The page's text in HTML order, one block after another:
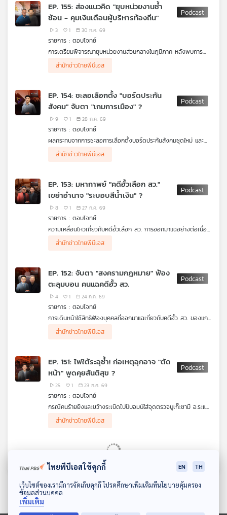
ดาวน์โหลด Thai PBS Podcast Application
EP. 155: ส่องแนวคิด "ยุบหน่วยงานซ้ำ
ซ้อน - คุมเงินเดือนผู้บริหารท้องถิ่น"
3 1 30 ก.ค. 69
รายการ : ตอบโจทย์
การเตรียมพิจารณายุบหน่วยงานส่วนกลางในภูมิภาค หลังพบการ
ทำงานซ้ำซ้อนกับผู้ว่าราชการจังหวัด และการพิจารณาปฏิรูป
โครงสร้างค่าตอบแทนของผู้บริหารส่วนท้องถิ่น
ผู้ร่วมรายการ
รศ. ดร.โอฬาร ถิ่นบางเตียว คณะรัฐศาสตร์ฯ ม.บูรพา
สำนักข่าวไทยพีบีเอส
EP. 154: ชะลอเลือกตั้ง "บอร์ดประกัน
สังคม" จับตา "เกมการเมือง" ?
9 1 28 ก.ค. 69
รายการ : ตอบโจทย์
ผลกระทบจากการชะลอการเลือกตั้งบอร์ดประกันสังคมชุดใหม่ และ
กรณีศาลปกครองกลางมีคำสั่งทุเลาการบังคับเงื่อนไขการลงทะเบียน
ใช้สิทธิเลือกตั้ง
ผู้ร่วมรายการ
รศ. ดร.ษัษฐรัมย์ ธรรมบุษดี อดีตกรรมการประกันสังคม
สำนักข่าวไทยพีบีเอส
EP. 153: มหากาพย์ "คดีฮั้วเลือก สว."
เขย่าอำนาจ "ระบอบสีน้ำเงิน" ?
8 1 27 ก.ค. 69
รายการ : ตอบโจทย์
ความเคลื่อนไหวเกี่ยวกับคดีฮั้วเลือก สว. การออกมาแฉอย่างต่อเนื่อง
ของฝ่ายค้าน และแรงกระเพื่อมทางการเมืองต่อระบอบสีน้ำเงิน
ผู้ร่วมรายการ
รศ. ดร.ปริญญา เทวานฤมิตรกุล คณะนิติศาสตร์
สำนักข่าวไทยพีบีเอส
EP. 152: จับตา "สงครามกฎหมาย" ฟ้อง
ตะลุมบอน คนแฉคดีฮั้ว สว.
4 1 24 ก.ค. 69
รายการ : ตอบโจทย์
การเดินหน้าใช้สิทธิฟ้องบุคคลที่ออกมาแฉเกี่ยวกับคดีฮั้ว สว. ของแกน
นำพรรคภูมิใจไทย ประเมินความคืบหน้าในการพิจารณาสำนวนคดีของ
กกต. และแรงกระเพื่อมทางการเมืองต่อรัฐบาล
ผู้ร่วมรายการ
รศ.สมชัย ศรีสุทธิยากร อดีตกรรมการการเลือกตั้ง (กกต.)
สำนักข่าวไทยพีบีเอส
EP. 151: ไฟใต้ระอุซ้ำ! ก่อเหตุอุกอาจ "ตัด
หน้า" พูดคุยสันติสุข ?
25 1 23 ก.ค. 69
รายการ : ตอบโจทย์
กรณีคนร้ายยิงและขว้างระเบิดไปป์บอมบ์ใส่จุดตรวจบูเก๊ะซามี อ.ระแงะ
จ.นราธิวาส จนมีทหารพรานเสียชีวิต และทิศทางการพูดคุยเพื่อ
สันติสุขจังหวัดชายแดนภาคใต้
ผู้ร่วมรายการ
พล.ท.ภราดร พัฒนถาบุตร อดีตเลขาธิการสภาความมั่นคง
พล.ท.นรธิป โพยนอก แม่ทัพภาคที่ 4
สำนักข่าวไทยพีบีเอส
ไทยพีบีเอสใช้คุกกี้ EN TH
เว็บไซต์ของเรามีการจัดเก็บคุกกี้ โปรดศึกษาเพิ่มเติมที่นโยบายคุ้มครอง
ข้อมูลส่วนบุคคล
เพิ่มเติม